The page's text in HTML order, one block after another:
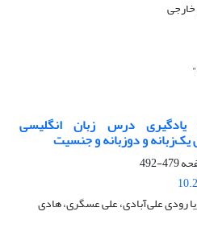
درس زبان انگلیسی
و دوزبانه و جنسیت
479-492
رودی علی‌آبادی، علی عسگری، هادی